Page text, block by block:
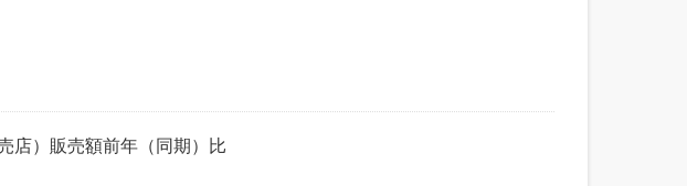
店）販売額前年（同期）比